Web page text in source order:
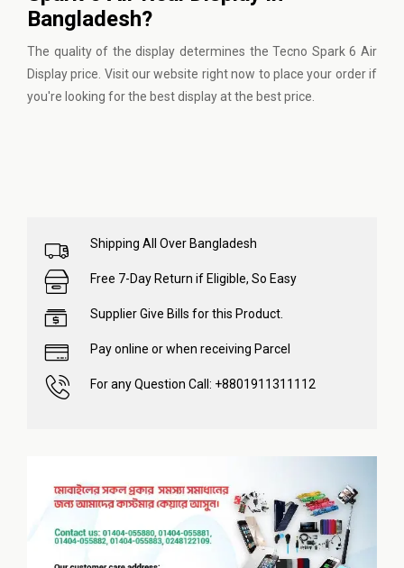
Bangladesh?
The quality of the display determines the Tecno Spark 6 Air
Display price. Visit our website right now to place your order if
you're looking for the best display at the best price.
Shipping All Over Bangladesh
Free 7-Day Return if Eligible, So Easy
Supplier Give Bills for this Product.
Pay online or when receiving Parcel
For any Question Call: +8801911311112